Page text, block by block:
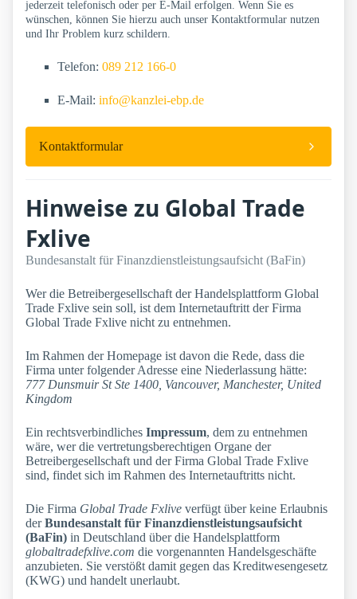
jederzeit telefonisch oder per E-Mail erfolgen. Wenn Sie es
wünschen, können Sie hierzu auch unser Kontaktformular nutzen
und Ihr Problem kurz schildern.
Telefon: 089 212 166-0
E-Mail: info@kanzlei-ebp.de
Kontaktformular
Hinweise zu Global Trade
Fxlive
Bundesanstalt für Finanzdienstleistungsaufsicht (BaFin)
Wer die Betreibergesellschaft der Handelsplattform Global
Trade Fxlive sein soll, ist dem Internetauftritt der Firma
Global Trade Fxlive nicht zu entnehmen.
Im Rahmen der Homepage ist davon die Rede, dass die
Firma unter folgender Adresse eine Niederlassung hätte:
777 Dunsmuir St Ste 1400, Vancouver, Manchester, United
Kingdom
Ein rechtsverbindliches Impressum, dem zu entnehmen
wäre, wer die vertretungsberechtigen Organe der
Betreibergesellschaft und der Firma Global Trade Fxlive
sind, findet sich im Rahmen des Internetauftritts nicht.
Die Firma Global Trade Fxlive verfügt über keine Erlaubnis
derBundesanstalt für Finanzdienstleistungsaufsicht
(BaFin) in Deutschland über die Handelsplattform
globaltradefxlive.com die vorgenannten Handelsgeschäfte
anzubieten. Sie verstößt damit gegen das Kreditwesengesetz
(KWG) und handelt unerlaubt.